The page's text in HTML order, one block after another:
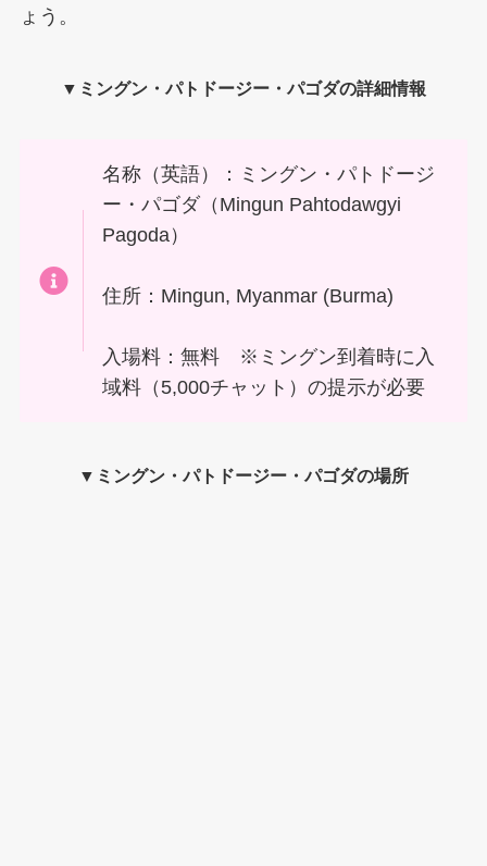
ょう。
▼ ミングン・パトドージー・パゴダの詳細情報
名称（英語）：ミングン・パトドージ
ー・パゴダ（Mingun Pahtodawgyi
Pagoda）
住所： Mingun, Myanmar (Burma)
入場料：無料 ※ミングン到着時に入
域料（5,000チャット）の提示が必要
▼ ミングン・パトドージー・パゴダの場所